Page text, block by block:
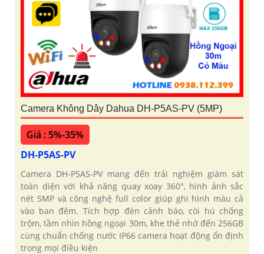
Camera Không Dây Dahua DH-P5AS-PV (5MP)
Giá : 5%-35%
DH-P5AS-PV
Camera DH-P5AS-PV mang đến trải nghiệm giám sát
toàn diện với khả năng quay xoay 360°, hình ảnh sắc
nét 5MP và công nghệ full color giúp ghi hình màu cả
vào ban đêm. Tích hợp đèn cảnh báo, còi hú chống
trộm, tầm nhìn hồng ngoại 30m, khe thẻ nhớ đến 256GB
cùng chuẩn chống nước IP66 camera hoạt động ổn định
trong mọi điều kiện